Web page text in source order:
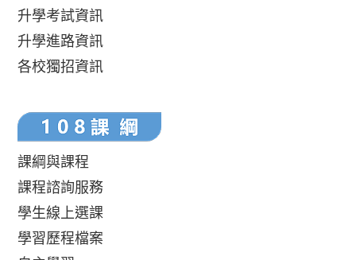
升學考試資訊
升學進路資訊
各校獨招資訊
課綱與課程
課程諮詢服務
學生線上選課
學習歷程檔案